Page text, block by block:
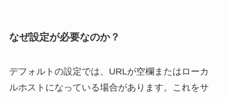
なぜ設定が必要なのか？
デフォルトの設定では、URLが空欄またはローカ
ルホストになっている場合があります。これをサ